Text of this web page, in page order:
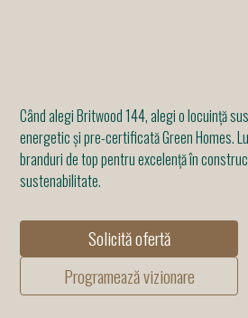
Când alegi Britwood 144, alegi o locuință
energetic și pre-certificată Green Homes.
branduri de top pentru excelență în
sustenabilitate.
Solicită ofertă
Programează vizionare